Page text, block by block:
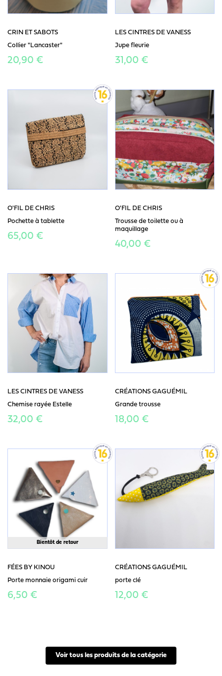
CRIN ET SABOTS
Collier "Lancaster"
20,90 €
LES CINTRES DE VANESS
Jupe fleurie
31,00 €
O'FIL DE CHRIS
Pochette à tablette
65,00 €
O'FIL DE CHRIS
Trousse de toilette ou à
maquillage
40,00 €
LES CINTRES DE VANESS
Chemise rayée Estelle
32,00 €
CRÉATIONS GAGUÉMIL
Grande trousse
18,00 €
Bientôt de retour
FÉES BY KINOU
Porte monnaie origami cuir
6,50 €
CRÉATIONS GAGUÉMIL
porte clé
12,00 €
Voir tous les produits de la catégorie